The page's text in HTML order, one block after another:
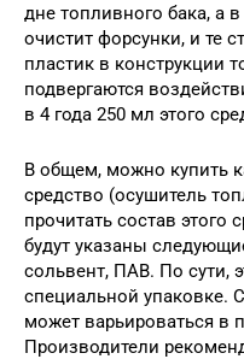
дне топливного бака, а
очистит форсунки, и те
пластик в конструкции
подвергаются
в 4 года 250 мл этого
В общем, можно купить
средство (осушитель
прочитать состав этого
будут указаны
сольвент, ПАВ. По сути,
специальной упаковке.
может варьироваться в
Производители